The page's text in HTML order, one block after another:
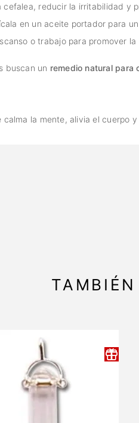
reducir la irritabilidad y
en un aceite portador para
o trabajo para promover
buscan un remedio natural para
la mente, alivia el cuerpo